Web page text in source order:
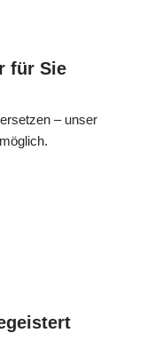
für Sie
– unser